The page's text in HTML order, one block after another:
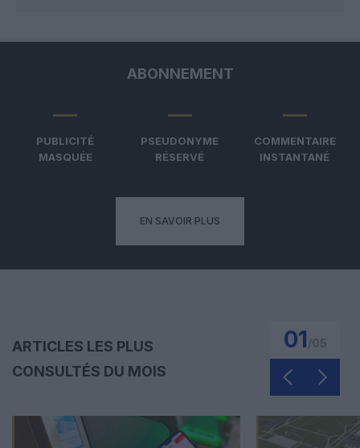
ABONNEMENT
PUBLICITÉ
MASQUÉE
PSEUDONYME
RÉSERVÉ
COMMENTAIRE
INSTANTANÉ
EN SAVOIR PLUS
ARTICLES LES PLUS
CONSULTÉS DU MOIS
01